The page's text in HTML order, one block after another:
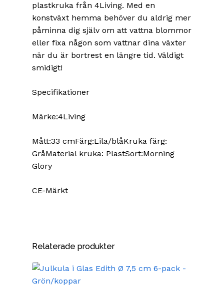
plastkruka från 4Living. Med en
konstväxt hemma behöver du aldrig mer
påminna dig själv om att vattna blommor
eller fixa någon som vattnar dina växter
när du är bortrest en längre tid. Väldigt
smidigt!
Specifikationer
Märke:4Living
Mått:33 cmFärg:Lila/blåKruka färg:
GråMaterial kruka: PlastSort:Morning
Glory
CE-Märkt
Relaterade produkter